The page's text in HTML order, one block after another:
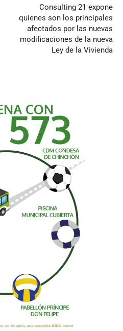
Consulting 21 expone
quienes son los principales
afectados por las nuevas
modificaciones de la nueva
Ley de la Vivienda